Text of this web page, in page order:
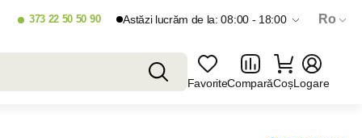
373 22 50 50 90 Astăzi lucrăm de la: 08:00 - 18:00 Ro
FavoriteComparăCoșLogare